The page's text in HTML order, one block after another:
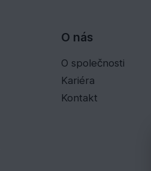
O nás
O společnosti
Kariéra
Kontakt